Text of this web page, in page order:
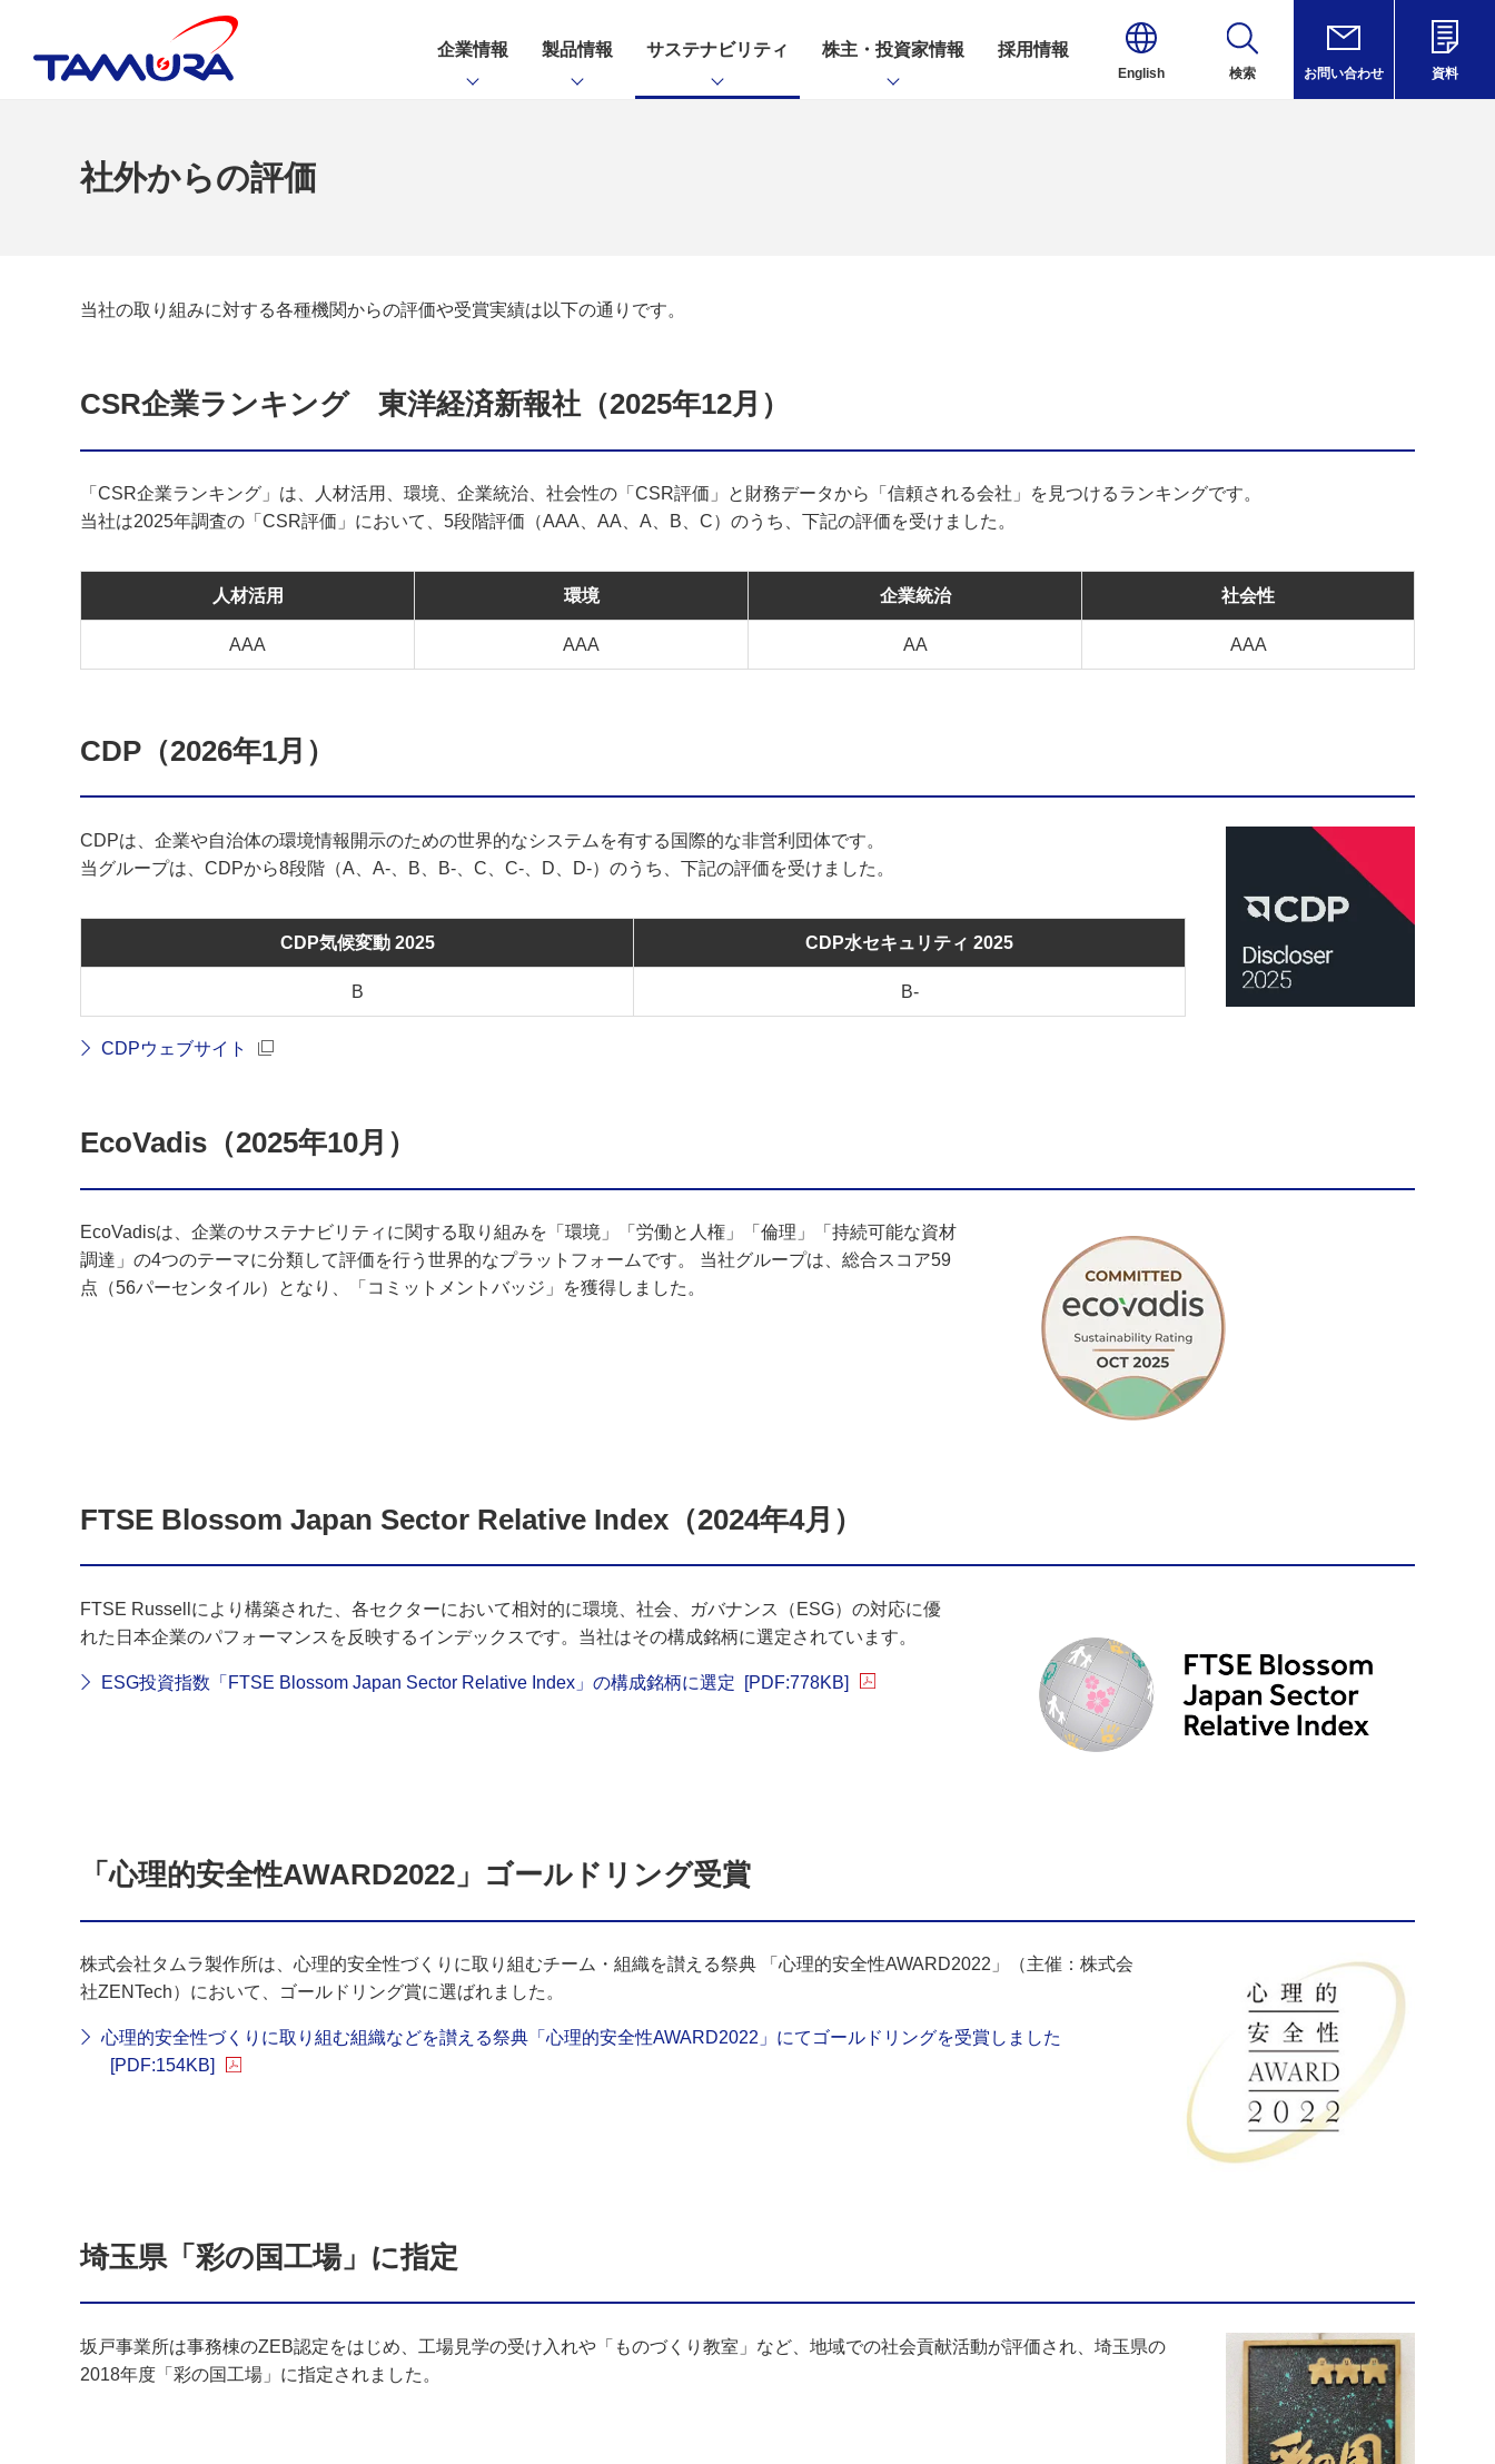
企業情報 製品情報 サステナビリティ 株主・投資家情報 採用情報
English 検索 お問い合わせ 資料
社外からの評価
当社の取り組みに対する各種機関からの評価や受賞実績は以下の通りです。
CSR企業ランキング 東洋経済新報社（2025年12月）
「CSR企業ランキング」は、人材活用、環境、企業統治、社会性の「CSR評価」と財務データから「信頼される会社」を見つけるランキングです。
当社は2025年調査の「CSR評価」において、5段階評価（AAA、AA、A、B、C）のうち、下記の評価を受けました。
人材活用 環境 企業統治 社会性
AAA AAA AA AAA
CDP（2026年1月）
CDPは、企業や自治体の環境情報開示のための世界的なシステムを有する国際的な非営利団体です。
当グループは、CDPから8段階（A、A-、B、B-、C、C-、D、D-）のうち、下記の評価を受けました。
CDP気候変動 2025 CDP水セキュリティ 2025
B B-
CDPウェブサイト
EcoVadis（2025年10月）
EcoVadisは、企業のサステナビリティに関する取り組みを「環境」「労働と人権」「倫理」「持続可能な資材
調達」の4つのテーマに分類して評価を行う世界的なプラットフォームです。 当社グループは、総合スコア59
点（56パーセンタイル）となり、「コミットメントバッジ」を獲得しました。
FTSE Blossom Japan Sector Relative Index（2024年4月）
FTSE Russellにより構築された、各セクターにおいて相対的に環境、社会、ガバナンス（ESG）の対応に優
れた日本企業のパフォーマンスを反映するインデックスです。当社はその構成銘柄に選定されています。
ESG投資指数「FTSE Blossom Japan Sector Relative Index」の構成銘柄に選定 [PDF:778KB]
「心理的安全性AWARD2022」ゴールドリング受賞
株式会社タムラ製作所は、心理的安全性づくりに取り組むチーム・組織を讃える祭典 「心理的安全性AWARD2022」（主催：株式会
社ZENTech）において、ゴールドリング賞に選ばれました。
心理的安全性づくりに取り組む組織などを讃える祭典「心理的安全性AWARD2022」にてゴールドリングを受賞しました
[PDF:154KB]
埼玉県「彩の国工場」に指定
坂戸事業所は事務棟のZEB認定をはじめ、工場見学の受け入れや「ものづくり教室」など、地域での社会貢献活動が評価され、埼玉県の
2018年度「彩の国工場」に指定されました。